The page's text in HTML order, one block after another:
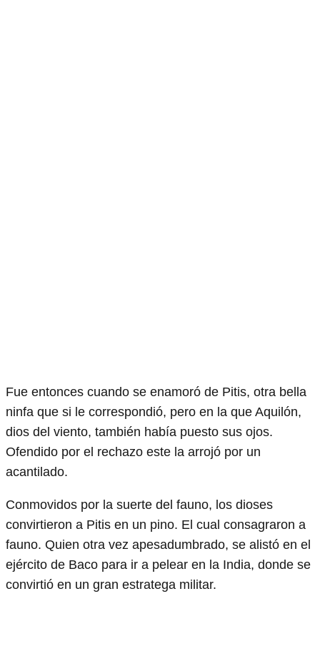
Fue entonces cuando se enamoró de Pitis, otra bella
ninfa que si le correspondió, pero en la que Aquilón,
dios del viento, también había puesto sus ojos.
Ofendido por el rechazo este la arrojó por un
acantilado.
Conmovidos por la suerte del fauno, los dioses
convirtieron a Pitis en un pino. El cual consagraron a
fauno. Quien otra vez apesadumbrado, se alistó en el
ejército de Baco para ir a pelear en la India, donde se
convirtió en un gran estratega militar.